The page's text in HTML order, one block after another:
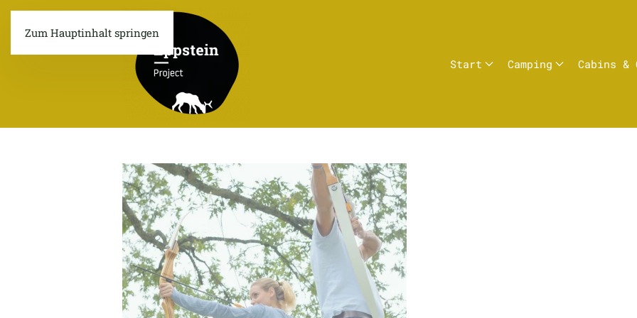
Zum Hauptinhalt springen
Start Camping Cabins &